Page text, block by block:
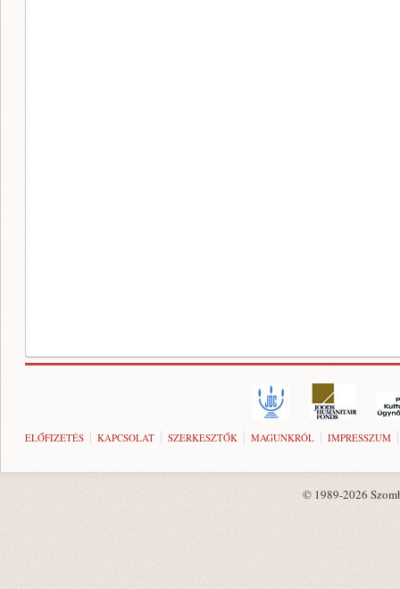
ELŐFIZETÉS KAPCSOLAT SZERKESZTŐK MAGUNKRÓL IMPRESSZUM
© 1989-2026